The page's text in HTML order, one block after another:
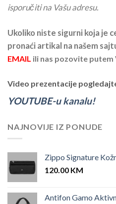
isporučiti na Vašu adresu.
Ukoliko niste sigurni koja je
pronaći artikal na našem
EMAIL ili nas pozovite putem
Video prezentacije
YOUTUBE-u kanalu!
NAJNOVIJE IZ PONUDE
Zippo Signature
120.00 KM
Antifon Gamo